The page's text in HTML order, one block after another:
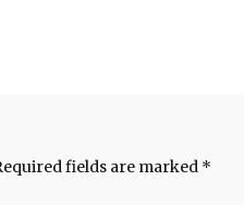
fields are marked *